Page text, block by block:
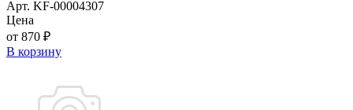
Арт. KF-00004307
Цена
от 870 ₽
В корзину